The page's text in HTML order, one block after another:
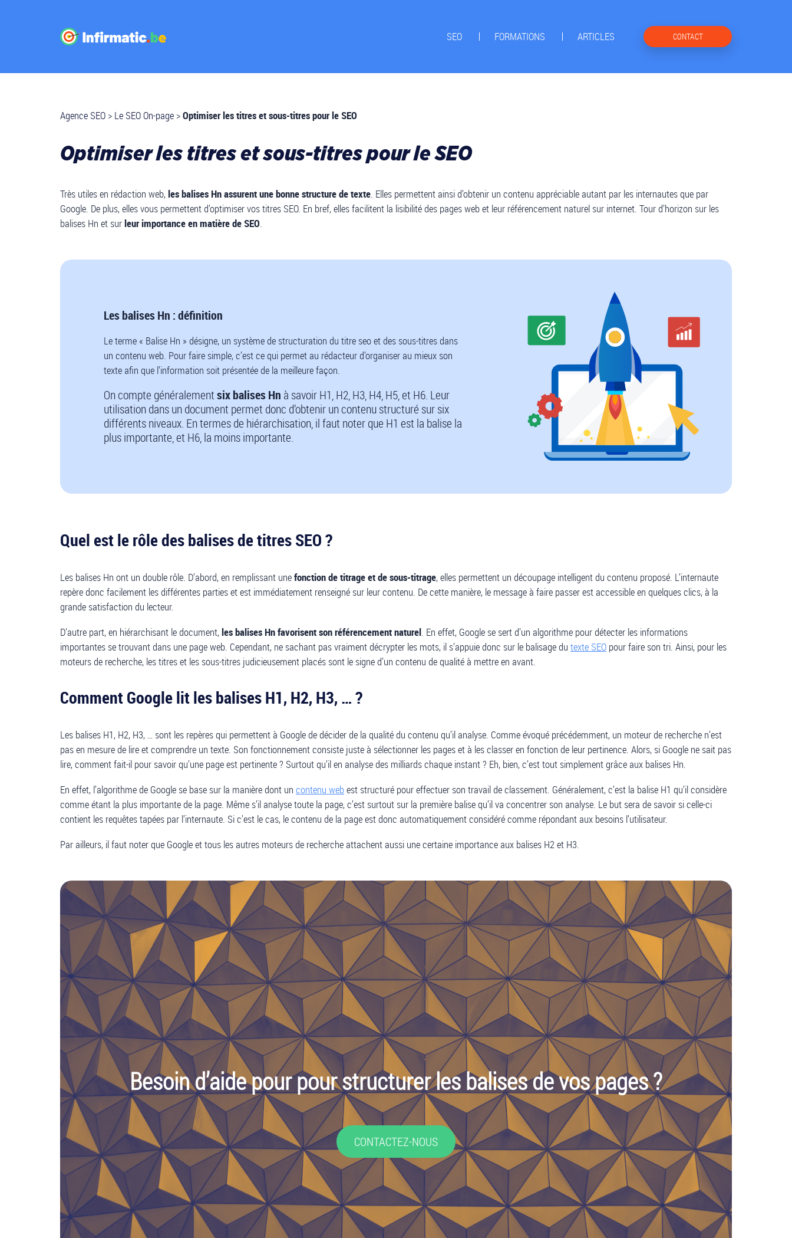
SEO FORMATIONS ARTICLES CONTACT
Agence SEO > Le SEO On-page >Optimiser les titres et sous-titres pour le SEO
Optimiser les titres et sous-titres pour le SEO
Très utiles en rédaction web, les balises Hn assurent une bonne structure de texte. Elles permettent ainsi d’obtenir un contenu appréciable autant par les internautes que par
Google. De plus, elles vous permettent d’optimiser vos titres SEO. En bref, elles facilitent la lisibilité des pages web et leur référencement naturel sur internet. Tour d’horizon sur les
balises Hn et surleur importance en matière de SEO.
Les balises Hn : définition
Le terme « Balise Hn » désigne, un système de structuration du titre seo et des sous-titres dans
un contenu web. Pour faire simple, c’est ce qui permet au rédacteur d’organiser au mieux son
texte afin que l’information soit présentée de la meilleure façon.
On compte généralementsix balises Hn à savoir H1, H2, H3, H4, H5, et H6. Leur
utilisation dans un document permet donc d’obtenir un contenu structuré sur six
différents niveaux. En termes de hiérarchisation, il faut noter que H1 est la balise la
plus importante, et H6, la moins importante.
Quel est le rôle des balises de titres SEO ?
Les balises Hn ont un double rôle. D’abord, en remplissant unefonction de titrage et de sous-titrage, elles permettent un découpage intelligent du contenu proposé. L’internaute
repère donc facilement les différentes parties et est immédiatement renseigné sur leur contenu. De cette manière, le message à faire passer est accessible en quelques clics, à la
grande satisfaction du lecteur.
D’autre part, en hiérarchisant le document, les balises Hn favorisent son référencement naturel. En effet, Google se sert d’un algorithme pour détecter les informations
importantes se trouvant dans une page web. Cependant, ne sachant pas vraiment décrypter les mots, il s’appuie donc sur le balisage du texte SEO pour faire son tri. Ainsi, pour les
moteurs de recherche, les titres et les sous-titres judicieusement placés sont le signe d’un contenu de qualité à mettre en avant.
Comment Google lit les balises H1, H2, H3, … ?
Les balises H1, H2, H3, … sont les repères qui permettent à Google de décider de la qualité du contenu qu’il analyse. Comme évoqué précédemment, un moteur de recherche n’est
pas en mesure de lire et comprendre un texte. Son fonctionnement consiste juste à sélectionner les pages et à les classer en fonction de leur pertinence. Alors, si Google ne sait pas
lire, comment fait-il pour savoir qu’une page est pertinente ? Surtout qu’il en analyse des milliards chaque instant ? Eh, bien, c’est tout simplement grâce aux balises Hn.
En effet, l’algorithme de Google se base sur la manière dont un contenu webest structuré pour effectuer son travail de classement. Généralement, c’est la balise H1 qu’il considère
comme étant la plus importante de la page. Même s’il analyse toute la page, c’est surtout sur la première balise qu’il va concentrer son analyse. Le but sera de savoir si celle-ci
contient les requêtes tapées par l’internaute. Si c’est le cas, le contenu de la page est donc automatiquement considéré comme répondant aux besoins l’utilisateur.
Par ailleurs, il faut noter que Google et tous les autres moteurs de recherche attachent aussi une certaine importance aux balises H2 et H3.
Besoin d’aide pour pour structurer les balises de vos pages ?
CONTACTEZ-NOUS